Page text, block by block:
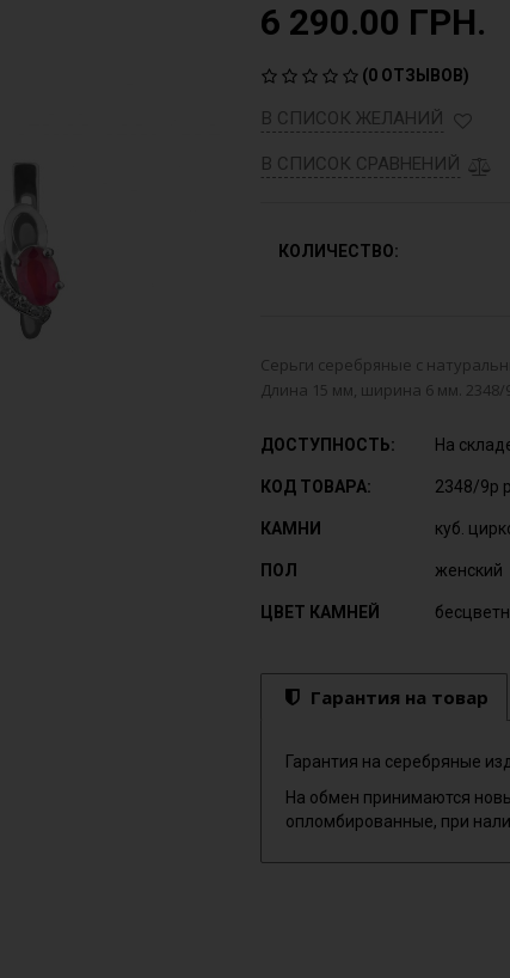
6 290.00 ГРН.
(0 ОТЗЫВОВ)
В СПИСОК ЖЕЛАНИЙ
В СПИСОК СРАВНЕНИЙ
КОЛИЧЕСТВО:
Серьги серебряные с
Длина 15 мм, ширина 6 мм. 2348/
ДОСТУПНОСТЬ: На
КОД ТОВАРА: 2348/9р
КАМНИ куб.
ПОЛ женский
ЦВЕТ КАМНЕЙ
Гарантия на товар
Гарантия на серебряные
На обмен принимаются
опломбированные, при